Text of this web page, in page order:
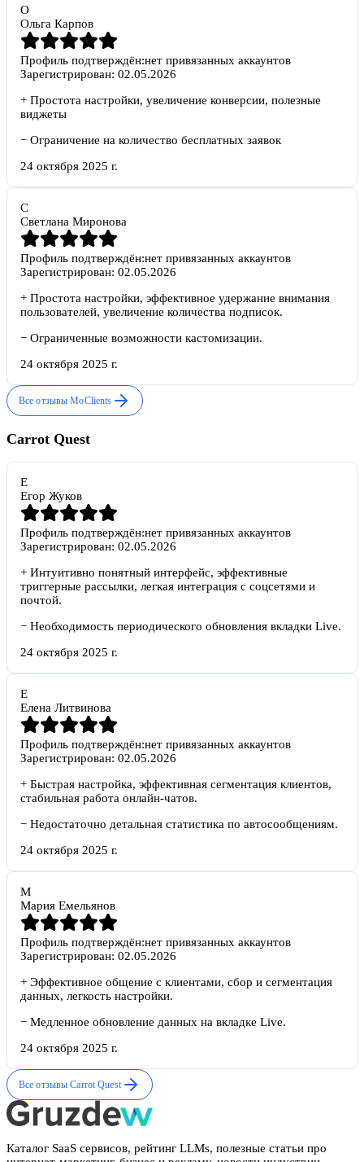
О
Ольга Карпов
Профиль подтверждён:нет привязанных аккаунтов
Зарегистрирован: 02.05.2026
+ Простота настройки, увеличение конверсии, полезные
виджеты
− Ограничение на количество бесплатных заявок
24 октября 2025 г.
С
Светлана Миронова
Профиль подтверждён:нет привязанных аккаунтов
Зарегистрирован: 02.05.2026
+ Простота настройки, эффективное удержание внимания
пользователей, увеличение количества подписок.
− Ограниченные возможности кастомизации.
24 октября 2025 г.
Все отзывыMoClients
Carrot Quest
Е
Егор Жуков
Профиль подтверждён:нет привязанных аккаунтов
Зарегистрирован: 02.05.2026
+ Интуитивно понятный интерфейс, эффективные
триггерные рассылки, легкая интеграция с соцсетями и
почтой.
− Необходимость периодического обновления вкладки Live.
24 октября 2025 г.
Е
Елена Литвинова
Профиль подтверждён:нет привязанных аккаунтов
Зарегистрирован: 02.05.2026
+ Быстрая настройка, эффективная сегментация клиентов,
стабильная работа онлайн-чатов.
− Недостаточно детальная статистика по автосообщениям.
24 октября 2025 г.
М
Мария Емельянов
Профиль подтверждён:нет привязанных аккаунтов
Зарегистрирован: 02.05.2026
+ Эффективное общение с клиентами, сбор и сегментация
данных, легкость настройки.
− Медленное обновление данных на вкладке Live.
24 октября 2025 г.
Все отзывыCarrot Quest
Каталог SaaS сервисов, рейтинг LLMs, полезные статьи про